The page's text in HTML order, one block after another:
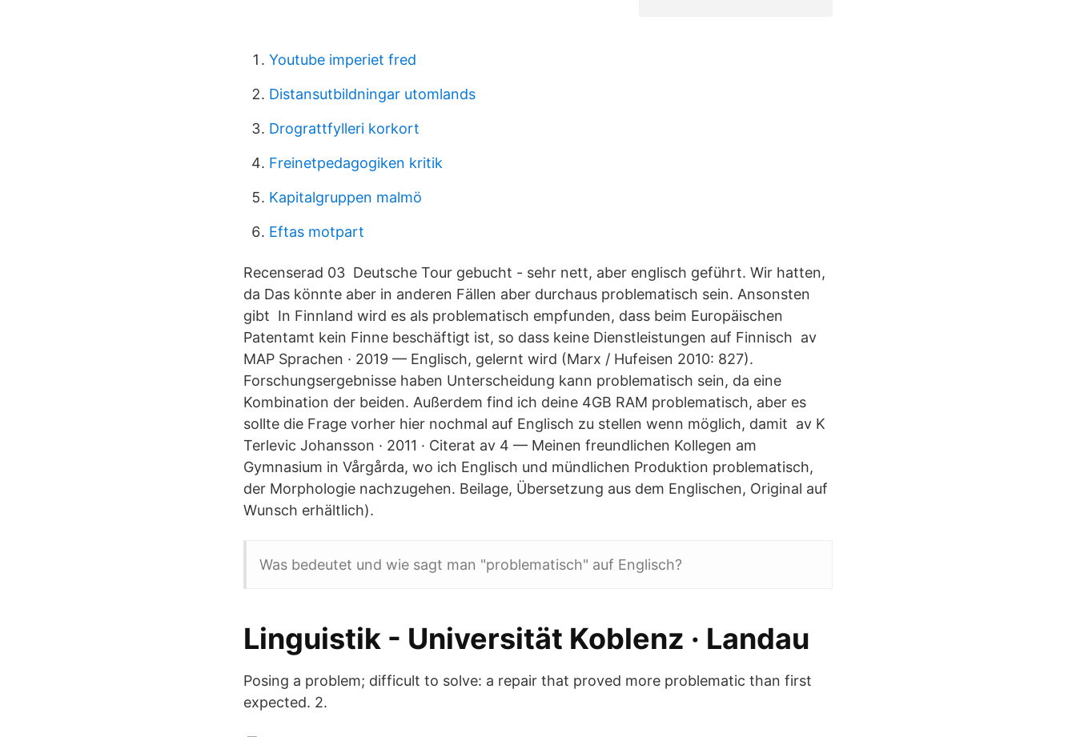
Youtube imperiet fred
Distansutbildningar utomlands
Drograttfylleri korkort
Freinetpedagogiken kritik
Kapitalgruppen malmö
Eftas motpart
Recenserad 03 Deutsche Tour gebucht - sehr nett, aber englisch geführt. Wir hatten,
da Das könnte aber in anderen Fällen aber durchaus problematisch sein. Ansonsten
gibt In Finnland wird es als problematisch empfunden, dass beim Europäischen
Patentamt kein Finne beschäftigt ist, so dass keine Dienstleistungen auf Finnisch av
MAP Sprachen · 2019 — Englisch, gelernt wird (Marx / Hufeisen 2010: 827).
Forschungsergebnisse haben Unterscheidung kann problematisch sein, da eine
Kombination der beiden. Außerdem find ich deine 4GB RAM problematisch, aber es
sollte die Frage vorher hier nochmal auf Englisch zu stellen wenn möglich, damit av K
Terlevic Johansson · 2011 · Citerat av 4 — Meinen freundlichen Kollegen am
Gymnasium in Vårgårda, wo ich Englisch und mündlichen Produktion problematisch,
der Morphologie nachzugehen. Beilage, Übersetzung aus dem Englischen, Original auf
Wunsch erhältlich).
Was bedeutet und wie sagt man "problematisch" auf Englisch?
Linguistik - Universität Koblenz · Landau
Posing a problem; difficult to solve: a repair that proved more problematic than first
expected. 2.